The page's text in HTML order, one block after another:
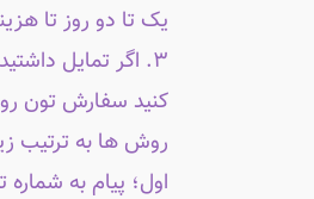
یک تا دو روز تا
۳. اگر تمایل
کنید سفارش تون
روش ها به ترتیب
اول؛ پیام به شماره تلفن؛